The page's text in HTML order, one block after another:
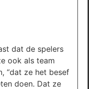
dat de spelers
ook als team
“dat ze het besef
doen. Dat ze